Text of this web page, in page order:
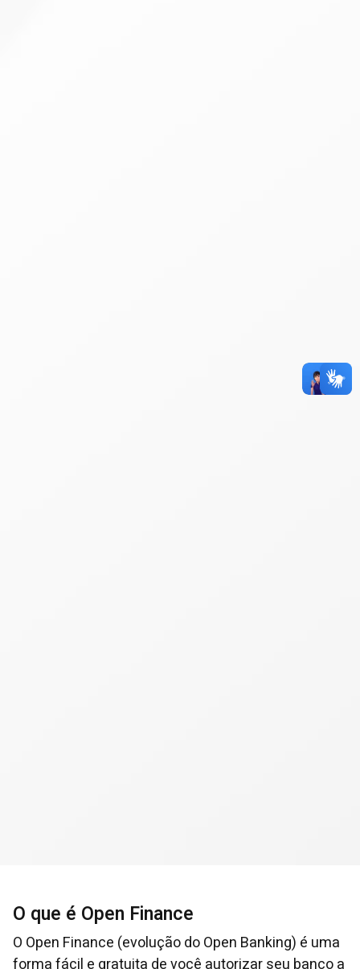
O que é Open Finance
O Open Finance (evolução do Open Banking) é uma
forma fácil e gratuita de você autorizar seu banco a